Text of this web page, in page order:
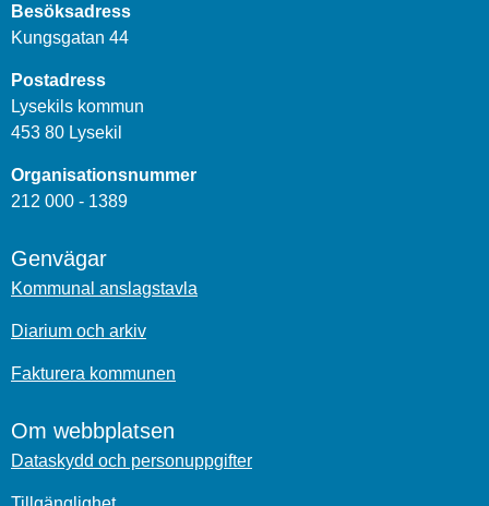
Besöksadress
Kungsgatan 44
Postadress
Lysekils kommun
453 80 Lysekil
Organisationsnummer
212 000 - 1389
Genvägar
Kommunal anslagstavla
Diarium och arkiv
Fakturera kommunen
Om webbplatsen
Dataskydd och personuppgifter